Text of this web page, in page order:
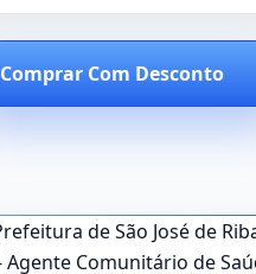
Comprar Com Desconto